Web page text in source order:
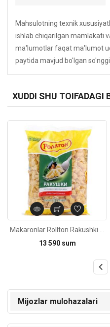
Mahsulotning texnik
ishlab chiqarilgan mamlakati
ma'lumotlar faqat ma'lumot
paytida mavjud bo'lgan
XUDDI SHU TOIFADAGI
13 590 sum
Kod: 5394
Mijozlar mulohazalari